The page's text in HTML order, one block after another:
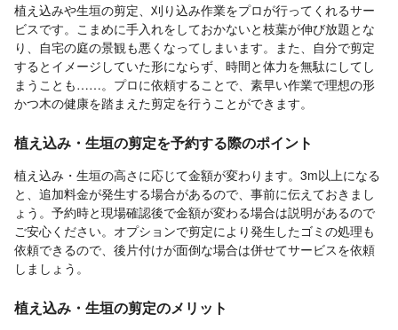
植え込みや生垣の剪定、刈り込み作業をプロが行ってくれるサー
ビスです。こまめに手入れをしておかないと枝葉が伸び放題とな
り、自宅の庭の景観も悪くなってしまいます。また、自分で剪定
するとイメージしていた形にならず、時間と体力を無駄にしてし
まうことも……。プロに依頼することで、素早い作業で理想の形
かつ木の健康を踏まえた剪定を行うことができます。
植え込み・生垣の剪定を予約する際のポイント
植え込み・生垣の高さに応じて金額が変わります。3m以上になる
と、追加料金が発生する場合があるので、事前に伝えておきまし
ょう。予約時と現場確認後で金額が変わる場合は説明があるので
ご安心ください。オプションで剪定により発生したゴミの処理も
依頼できるので、後片付けが面倒な場合は併せてサービスを依頼
しましょう。
植え込み・生垣の剪定のメリット